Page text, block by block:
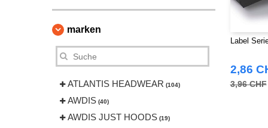
marken
ATLANTIS HEADWEAR (104)
AWDIS (40)
AWDIS JUST HOODS (19)
Label
2,86
3,96 CHF